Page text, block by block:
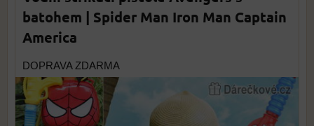
batohem | Spider Man Iron Man Captain
America
DOPRAVA ZDARMA